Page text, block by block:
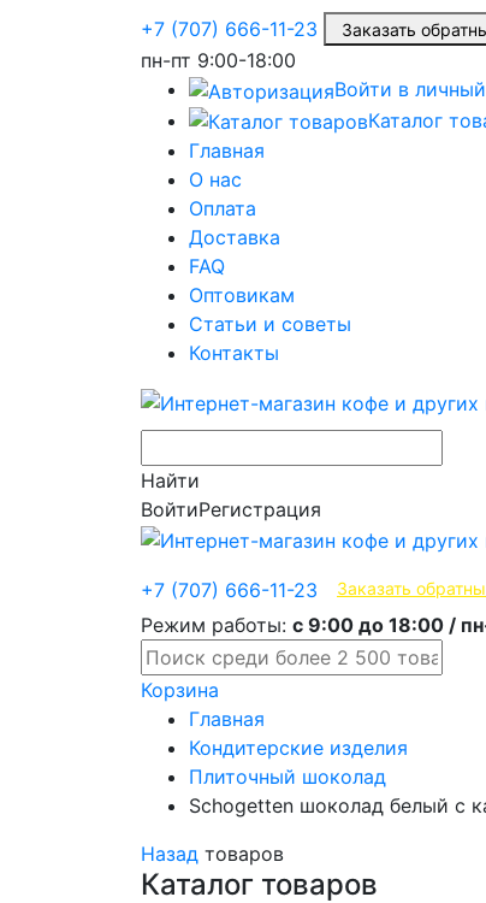
+7 (707) 666-11-23 Заказать
пн-пт 9:00-18:00
Войти в
Каталог
Главная
О нас
Оплата
Доставка
FAQ
Оптовикам
Статьи и советы
Контакты
Найти
ВойтиРегистрация
+7 (707) 666-11-23 Заказать
Режим работы: с 9:00 до 18:00 /
Корзина
Главная
Кондитерские изделия
Плиточный шоколад
Schogetten шоколад белый с
Назад товаров
Каталог товаров